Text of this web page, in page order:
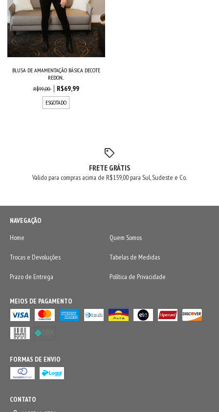
BLUSA DE AMAMENTAÇÃO BÁSICA DECOTE
REDON...
R$99,00
R$69,99
ESGOTADO
FRETE GRÁTIS
Valido para compras acima de R$159,00 para Sul, Sudeste e Co.
NAVEGAÇÃO
Home
Quem Somos
Trocas e Devoluções Tabelas de Medidas
Prazo de Entrega Política de Privacidade
MEIOS DE PAGAMENTO
FORMAS DE ENVIO
CONTATO